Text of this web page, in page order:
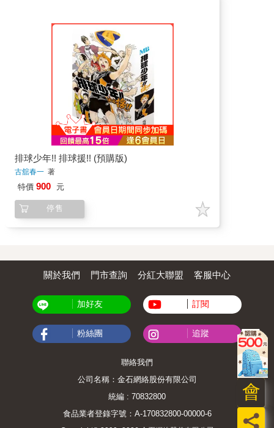
排球少年!! 排球援!! (預購版)
古舘春一著
特價 900 元
停售
員
會
關於我們 門市查詢 分紅大聯盟 客服中心
加好友 訂閱
粉絲團 追蹤
聯絡我們
公司名稱：金石網絡股份有限公司
統編 : 70832800
食品業者登錄字號：A-170832800-00000-6